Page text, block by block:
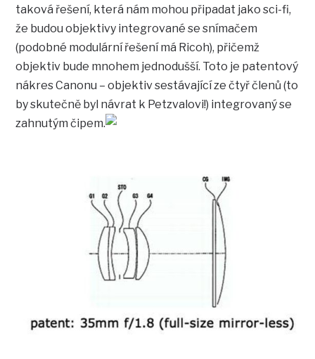
taková řešení, která nám mohou připadat jako sci-fi,
že budou objektivy integrované se snímačem
(podobné modulární řešení má Ricoh), přičemž
objektiv bude mnohem jednodušší. Toto je patentový
nákres Canonu – objektiv sestávající ze čtyř členů (to
by skutečně byl návrat k Petzvalovi!) integrovaný se
zahnutým čipem.